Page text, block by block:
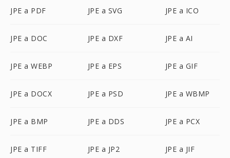
JPE a PDF JPE a SVG JPE a ICO
JPE a DOC JPE a DXF JPE a AI
JPE a WEBP JPE a EPS JPE a GIF
JPE a DOCX JPE a PSD JPE a WBMP
JPE a BMP JPE a DDS JPE a PCX
JPE a TIFF JPE a JP2 JPE a JIF